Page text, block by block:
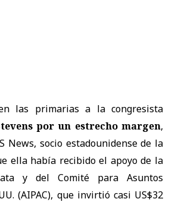
las primarias a la congresista
por un estrecho margen,
News, socio estadounidense de la
ella había recibido el apoyo de la
y del Comité para Asuntos
(AIPAC), que invirtió casi US$32